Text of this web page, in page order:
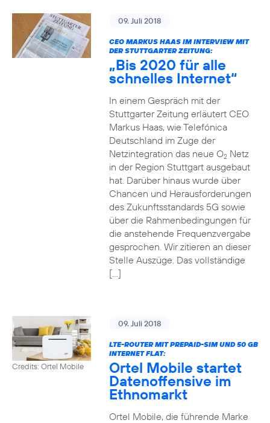
09. Juli 2018
CEO MARKUS HAAS IM INTERVIEW MIT
DER STUTTGARTER ZEITUNG:
„Bis 2020 für alle
schnelles Internet“
In einem Gespräch mit der
Stuttgarter Zeitung erläutert CEO
Markus Haas, wie Telefónica
Deutschland im Zuge der
Netzintegration das neue O2Netz
in der Region Stuttgart ausgebaut
hat. Darüber hinaus wurde über
Chancen und Herausforderungen
des Zukunftsstandards 5G sowie
über die Rahmenbedingungen für
die anstehende Frequenzvergabe
gesprochen. Wir zitieren an dieser
Stelle Auszüge. Das vollständige
[…]
Credits: Ortel Mobile
09. Juli 2018
LTE-ROUTER MIT PREPAID-SIM UND 50 GB
INTERNET FLAT:
Ortel Mobile startet
Datenoffensive im
Ethnomarkt
Ortel Mobile, die führende Marke